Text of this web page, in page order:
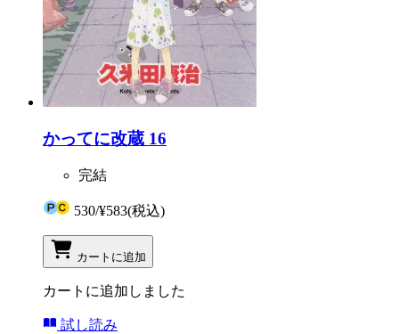
かってに改蔵 16
完結
530/¥583(税込)
カートに追加
カートに追加しました
試し読み